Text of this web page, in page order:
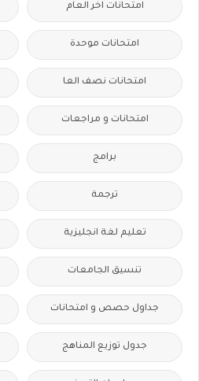
امتحانات اخر العام
امتحانات موحدة
امتحانات نصف العا
امتحانات و مراجعات
برامج
ترجمة
تعليم لغة انجليزية
تنسيق الجامعات
جداول حصص و امتحانات
جدول توزيع المناهج